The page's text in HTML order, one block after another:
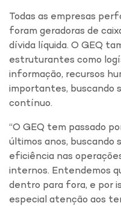
Todas as empresas
foram geradoras de
dívida líquida. O GEQ
estruturantes como
informação, recursos
importantes, buscando
contínuo.
“O GEQ tem passado
últimos anos, buscando
eficiência nas
internos. Entendemos
dentro para fora, e por
especial atenção aos